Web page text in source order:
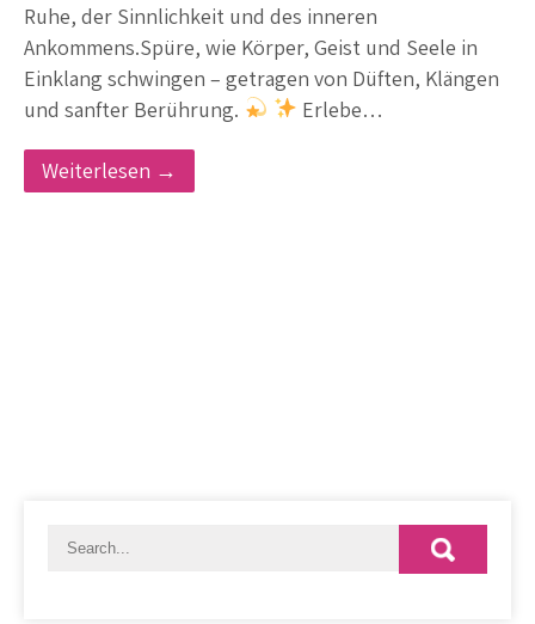
Ruhe, der Sinnlichkeit und des inneren
Ankommens.Spüre, wie Körper, Geist und Seele in
Einklang schwingen – getragen von Düften, Klängen
und sanfter Berührung.
Erlebe…
Weiterlesen →